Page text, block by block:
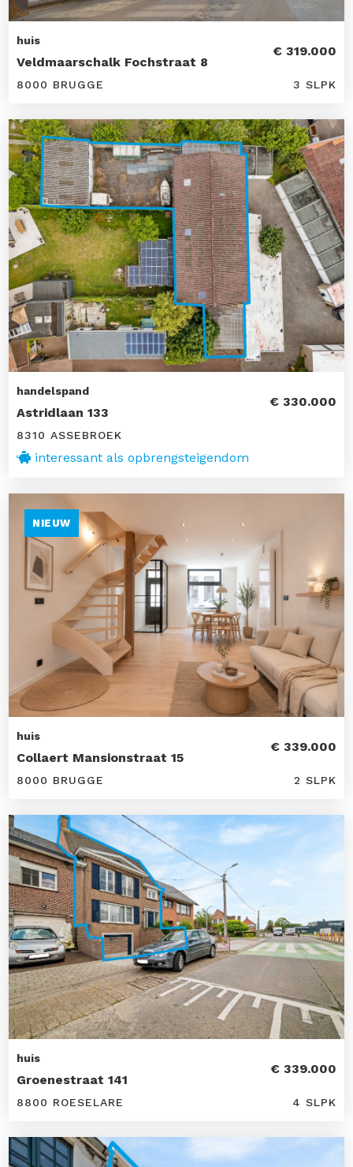
huis
Veldmaarschalk Fochstraat 8
€ 319.000
8000 BRUGGE 3 SLPK
handelspand
Astridlaan 133
€ 330.000
8310 ASSEBROEK
interessant als opbrengsteigendom
NIEUW
huis
Collaert Mansionstraat 15
€ 339.000
8000 BRUGGE 2 SLPK
huis
Groenestraat 141
€ 339.000
8800 ROESELARE 4 SLPK